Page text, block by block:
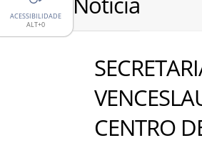
ACESSIBILIDADE
ALT+0
CENTRO